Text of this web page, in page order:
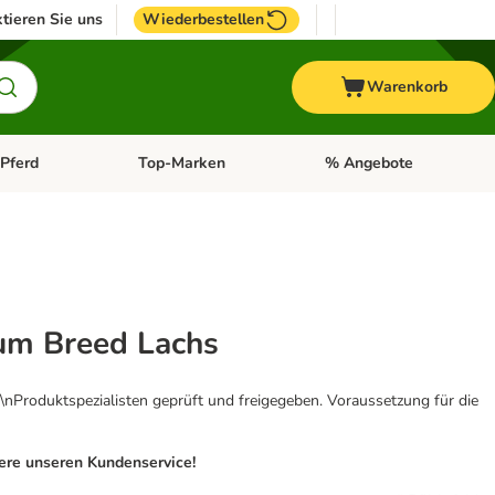
Sie uns Wiederbestellen
Warenkorb
Fisch Menü öffnen: Vogel
Pferd Kategorie-Menü öffnen: Pferd
Top-Marken Kategorie-Menü öffnen:
% Angebote
Breed Lachs
geprüft und freigegeben. Voraussetzung für die
unseren Kundenservice!